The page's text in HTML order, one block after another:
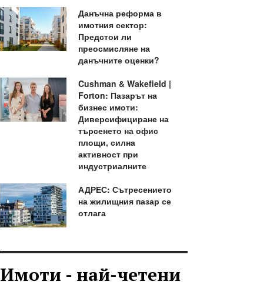
Данъчна реформа в
имотния сектор:
Предстои ли
преосмисляне на
данъчните оценки?
Cushman & Wakefield |
Forton: Пазарът на
бизнес имоти:
Диверсифициране на
търсенето на офис
площи, силна
активност при
индустриалните
АДРЕС: Сътресението
на жилищния пазар се
отлага
Имоти - най-четени